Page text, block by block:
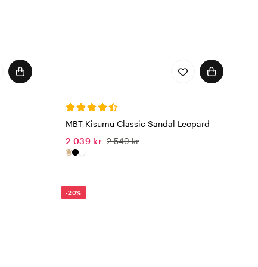
MBT Kisumu Classic Sandal Leopard
2 039 kr 2 549 kr
-20%